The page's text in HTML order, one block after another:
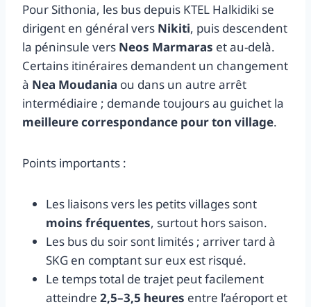
Pour Sithonia, les bus depuis KTEL Halkidiki se
dirigent en général vers Nikiti, puis descendent
la péninsule vers Neos Marmaras et au-delà.
Certains itinéraires demandent un changement
à Nea Moudania ou dans un autre arrêt
intermédiaire ; demande toujours au guichet la
meilleure correspondance pour ton village.
Points importants :
Les liaisons vers les petits villages sont
moins fréquentes, surtout hors saison.
Les bus du soir sont limités ; arriver tard à
SKG en comptant sur eux est risqué.
Le temps total de trajet peut facilement
atteindre 2,5–3,5 heures entre l’aéroport et